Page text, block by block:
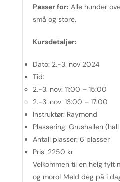
Passer for: Alle hunder
små og store.
Kursdetaljer:
Dato: 2.-3. nov 2024
Tid:
2.-3. nov: 11:00 – 15:00
2.-3. nov: 13:00 – 17:00
Instruktør: Raymond
Plassering: Grushallen
Antall plasser: 6 plasser
Pris: 2250 kr
Velkommen til en helg fylt
og moro! Meld deg på i